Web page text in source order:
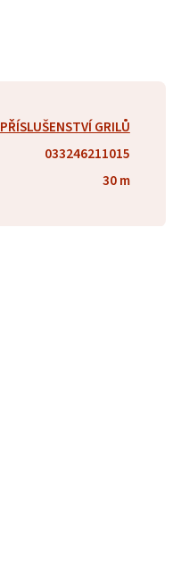
PŘÍSLUŠENSTVÍ GRILŮ
033246211015
30 m